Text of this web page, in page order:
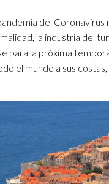
del Coronavirus
la industria del
para la próxima
el mundo a sus